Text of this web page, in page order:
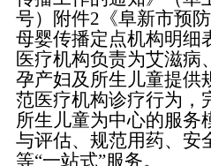
号）附件2《阜新市预
母婴传播定点机构明细
医疗机构负责为艾滋病
孕产妇及所生儿童提供
范医疗机构诊疗行为，
所生儿童为中心的服务
与评估、规范用药、安
等“一站式”服务。